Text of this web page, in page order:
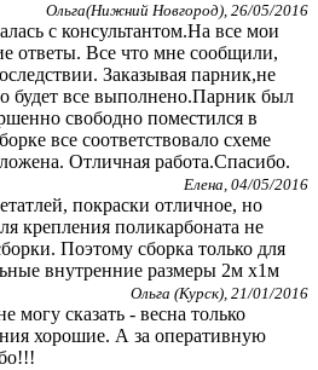
Ольга(Нижний Новгород), 26/05/2016
с консультантом.На все мои
ответы. Все что мне сообщили,
Заказывая парник,не
будет все выполнено.Парник был
свободно поместился в
все соответствовало схеме
Отличная работа.Спасибо.
Елена, 04/05/2016
покраски отличное, но
крепления поликарбоната не
Поэтому сборка только для
внутренние размеры 2м х1м
Ольга (Курск), 21/01/2016
могу сказать - весна только
хорошие. А за оперативную